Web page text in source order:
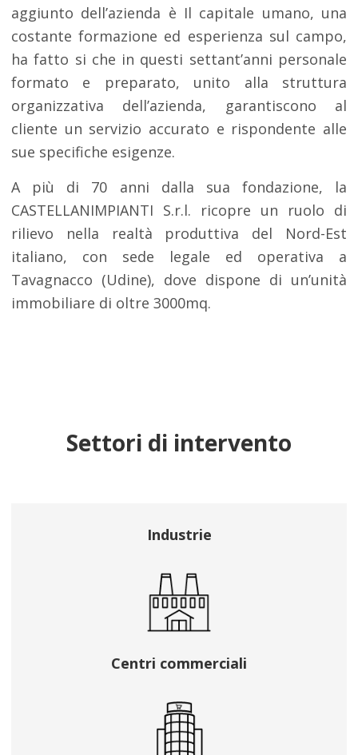
aggiunto dell’azienda è Il capitale umano, una
costante formazione ed esperienza sul campo,
ha fatto si che in questi settant’anni personale
formato e preparato, unito alla struttura
organizzativa dell’azienda, garantiscono al
cliente un servizio accurato e rispondente alle
sue specifiche esigenze.
A più di 70 anni dalla sua fondazione, la
CASTELLANIMPIANTI S.r.l. ricopre un ruolo di
rilievo nella realtà produttiva del Nord-Est
italiano, con sede legale ed operativa a
Tavagnacco (Udine), dove dispone di un’unità
immobiliare di oltre 3000mq.
Settori di intervento
Industrie
Centri commerciali